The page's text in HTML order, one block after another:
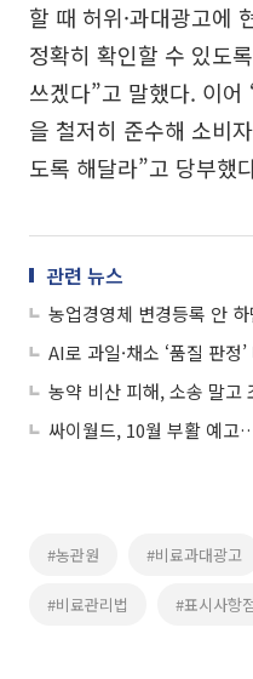
할 때 허위·과대광고에
정확히 확인할 수 있도
쓰겠다”고 말했다. 이
을 철저히 준수해 소비
도록 해달라”고 당부했
관련 뉴스
#농관원 #비료과대광고
#비료관리법 #표시사항